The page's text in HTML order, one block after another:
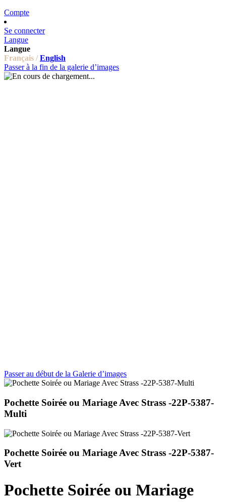
Compte
Se connecter
Langue
Langue
Français / English
Passer à la fin de la galerie d’images
Passer au début de la Galerie d’images
Pochette Soirée ou Mariage Avec Strass -22P-5387-
Multi
Pochette Soirée ou Mariage Avec Strass -22P-5387-
Vert
Pochette Soirée ou Mariage